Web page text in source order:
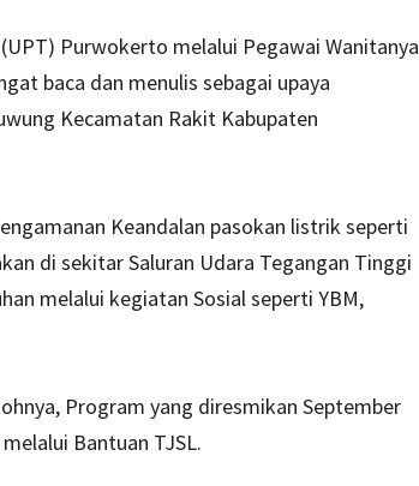
Purwokerto melalui Pegawai Wanitanya
baca dan menulis sebagai upaya
Kecamatan Rakit Kabupaten
Keandalan pasokan listrik seperti
di sekitar Saluran Udara Tegangan Tinggi
melalui kegiatan Sosial seperti YBM,
Program yang diresmikan September
Bantuan TJSL.